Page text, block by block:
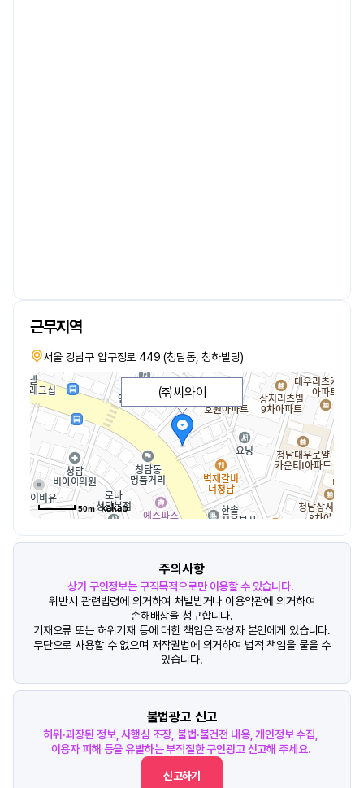
근무지역
서울 강남구 압구정로 449 (청담동, 청하빌딩)
㈜씨와이
50m
주의사항
상기 구인정보는 구직목적으로만 이용할 수 있습니다.
위반시 관련법령에 의거하여 처벌받거나 이용약관에 의거하여
손해배상을 청구합니다.
기재오류 또는 허위기재 등에 대한 책임은 작성자 본인에게 있습니다.
무단으로 사용할 수 없으며 저작권법에 의거하여 법적 책임을 물을 수
있습니다.
불법광고 신고
허위·과장된 정보, 사행심 조장, 불법·불건전 내용, 개인정보 수집,
이용자 피해 등을 유발하는 부적절한 구인광고 신고해 주세요.
신고하기